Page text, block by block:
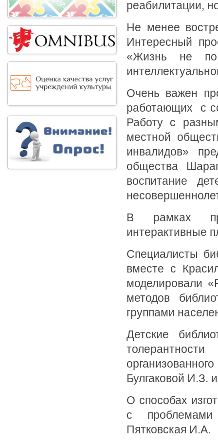
реабилитации,
Не менее
Интересный
«Жизнь не по
Очень важен
работающих с
Работу с
местной
инвалидов»
общества
воспитание
В рамках
интерактивные
Специалисты
вместе с
моделировали
методов
группами
Детские
Булгаковой
О способах
с
Пятковская И.А.